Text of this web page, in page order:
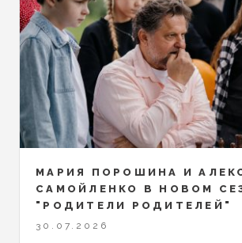
МАРИЯ ПОРОШИНА И
САМОЙЛЕНКО В НОВОМ
"РОДИТЕЛИ РОДИТЕЛЕЙ"
30.07.2026